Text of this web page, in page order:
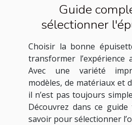
Guide
sélectionner
pêche
Choisir la bonne
transformer l’expérience
Avec une variété
modèles, de matériaux et
il n’est pas toujours
Découvrez dans ce
savoir pour sélectionner